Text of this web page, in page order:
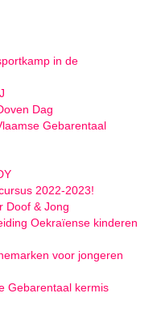
in de
Dag
Gebarentaal
2022-2023!
Doof & Jong
Oekraïense kinderen
voor jongeren
Gebarentaal kermis